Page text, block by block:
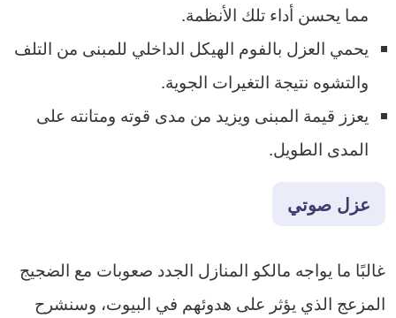
مما يحسن أداء تلك الأنظمة.
يحمي العزل بالفوم الهيكل الداخلي للمبنى من التلف
والتشوه نتيجة التغيرات الجوية.
يعزز قيمة المبنى ويزيد من مدى قوته ومتانته على
المدى الطويل.
عزل صوتي
غالبًا ما يواجه مالكو المنازل الجدد صعوبات مع الضجيج
المزعج الذي يؤثر على هدوئهم في البيوت، وسنشرح